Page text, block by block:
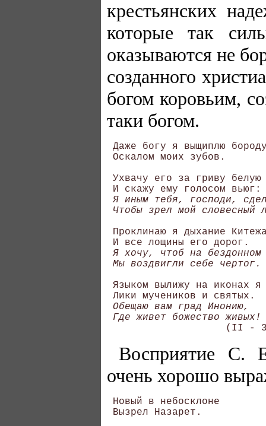
крестьянских
которые так
оказываются не
созданного
богом коровьим,
таки богом.
Даже богу я выщиплю
Оскалом моих зубов.
Ухвачу его за гриву
И скажу ему голосом
Я иным тебя, господи,
Чтобы зрел мой словесный
Проклинаю я дыхание
И все лощины его дорог.
Я хочу, чтоб на
Мы воздвигли себе чертог.
Языком вылижу на иконах
Лики мучеников и святых.
Обещаю вам град Инонию,
Где живет божество живых!
Восприятие С.
очень хорошо
Новый в небосклоне
Вызрел Назарет.